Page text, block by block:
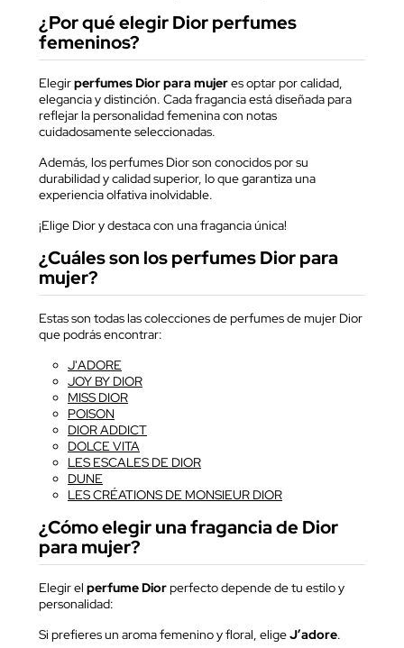
¿Por qué elegir Dior perfumes
femeninos?
Elegirperfumes Dior para mujeres optar por calidad,
elegancia y distinción. Cada fragancia está diseñada para
reflejar la personalidad femenina con notas
cuidadosamente seleccionadas.
Además, los perfumes Dior son conocidos por su
durabilidad y calidad superior, lo que garantiza una
experiencia olfativa inolvidable.
¡Elige Dior y destaca con una fragancia única!
¿Cuáles son los perfumes Dior para
mujer?
Estas son todas las colecciones de perfumes de mujer Dior
que podrás encontrar:
J'ADORE
JOY BY DIOR
MISS DIOR
POISON
DIOR ADDICT
DOLCE VITA
LES ESCALES DE DIOR
DUNE
LES CRÉATIONS DE MONSIEUR DIOR
¿Cómo elegir una fragancia de Dior
para mujer?
Elegir el perfume Diorperfecto depende de tu estilo y
personalidad:
Si prefieres un aroma femenino y floral, eligeJ’adore.